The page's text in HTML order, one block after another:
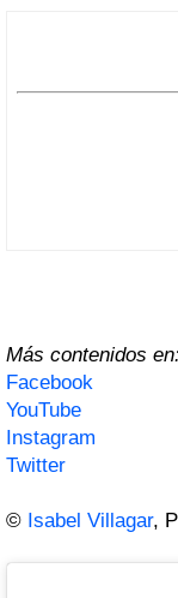
Más contenidos en:
Facebook
YouTube
Instagram
Twitter
© Isabel Villagar,